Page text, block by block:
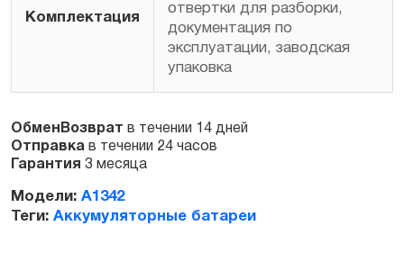
Комплектация
отвертки для разборки,
документация по
эксплуатации, заводская
упаковка
ОбменВозврат в течении 14 дней
Отправка в течении 24 часов
Гарантия 3 месяца
Модели: A1342
Теги: Аккумуляторные батареи